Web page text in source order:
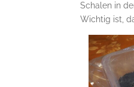
Schalen in
Wichtig ist,